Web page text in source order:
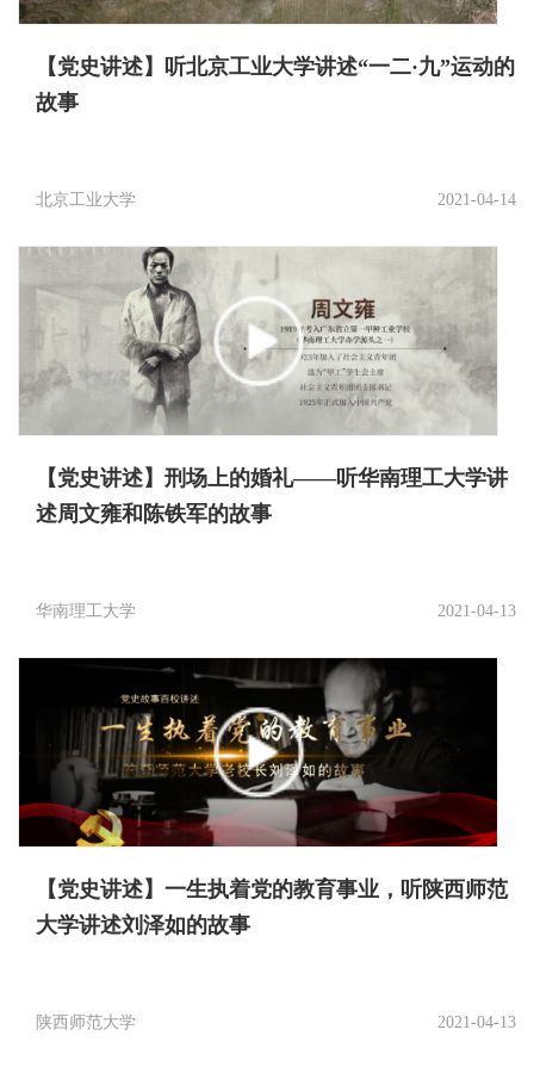
【党史讲述】听北京工业大学讲述“一二·九”运动的
故事
北京工业大学 2021-04-14
【党史讲述】刑场上的婚礼——听华南理工大学讲
述周文雍和陈铁军的故事
华南理工大学 2021-04-13
【党史讲述】一生执着党的教育事业，听陕西师范
大学讲述刘泽如的故事
陕西师范大学 2021-04-13